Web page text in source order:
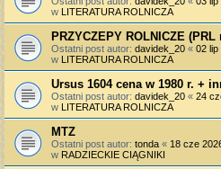
w LITERATURA ROLNICZA
PRZYCZEPY ROLNICZE
Ostatni post autor: davidek_20 « 02 lip
w LITERATURA ROLNICZA
Ursus 1604 cena w 1980 r. +
Ostatni post autor: davidek_20 « 24
w LITERATURA ROLNICZA
MTZ
Ostatni post autor: tonda « 18 cze
w RADZIECKIE CIĄGNIKI